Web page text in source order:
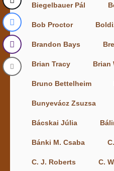
Biegelbauer Pál
Bob Proctor
Brandon Bays
Brian Tracy Brian
Bruno Bettelheim
Bunyevácz Zsuzsa
Bácskai Júlia
Bánki M. Csaba
C. J. Roberts C.